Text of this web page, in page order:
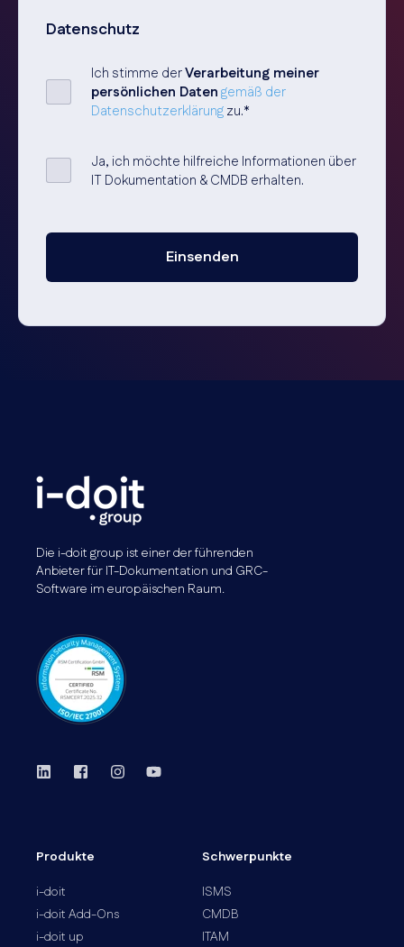
Datenschutz
Ich stimme derVerarbeitung meiner
persönlichen Datengemäß der
Datenschutzerklärungzu.*
Ja, ich möchte hilfreiche Informationen über
IT Dokumentation & CMDB erhalten.
Die i-doit group ist einer der führenden
Anbieter für IT-Dokumentation und GRC-
Software im europäischen Raum.
Produkte
i-doit
i-doit Add-Ons
i-doit up
Schwerpunkte
ISMS
CMDB
ITAM